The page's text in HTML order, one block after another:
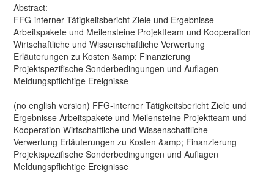
Abstract:
FFG-interner Tätigkeitsbericht Ziele und Ergebnisse
Arbeitspakete und Meilensteine Projektteam und Kooperation
Wirtschaftliche und Wissenschaftliche Verwertung
Erläuterungen zu Kosten &amp; Finanzierung
Projektspezifische Sonderbedingungen und Auflagen
Meldungspflichtige Ereignisse
(no english version) FFG-interner Tätigkeitsbericht Ziele und
Ergebnisse Arbeitspakete und Meilensteine Projektteam und
Kooperation Wirtschaftliche und Wissenschaftliche
Verwertung Erläuterungen zu Kosten &amp; Finanzierung
Projektspezifische Sonderbedingungen und Auflagen
Meldungspflichtige Ereignisse